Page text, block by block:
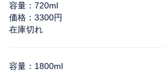
容量：720ml
価格：3300円
在庫切れ
容量：1800ml